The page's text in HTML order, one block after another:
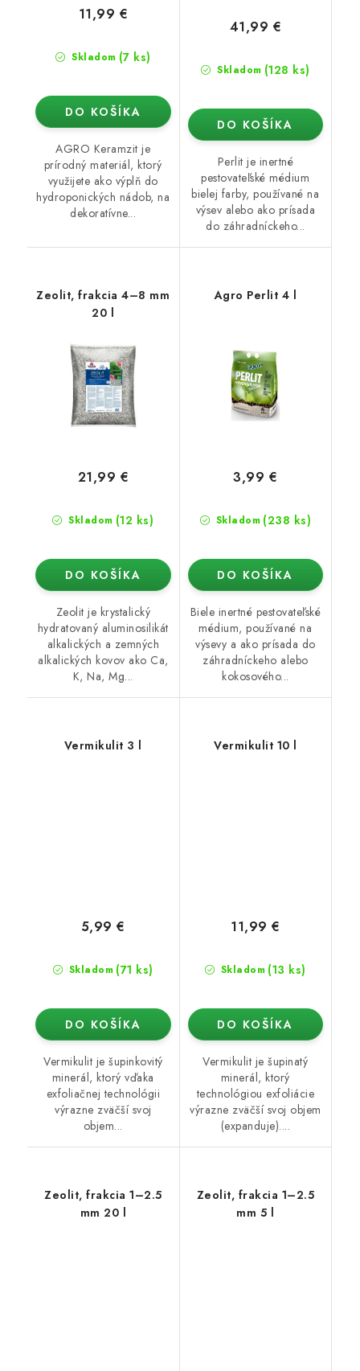
Skladom (7 ks)
11,99 €
DO KOŠÍKA
AGRO Keramzit je
prírodný materiál, ktorý
využijete ako výplň do
hydroponických nádob, na
dekoratívne...
Skladom (128 ks)
41,99 €
DO KOŠÍKA
Perlit je inertné
pestovateľské médium
bielej farby, používané na
výsev alebo ako prísada
do záhradníckeho...
Zeolit, frakcia 4–8 mm
20 l
Skladom (12 ks)
21,99 €
DO KOŠÍKA
Zeolit je krystalický
hydratovaný aluminosilikát
alkalických a zemných
alkalických kovov ako Ca,
K, Na, Mg...
Agro Perlit 4 l
Skladom (238 ks)
3,99 €
DO KOŠÍKA
Biele inertné pestovateľské
médium, používané na
výsevy a ako prísada do
záhradníckeho alebo
kokosového...
Vermikulit 3 l
Skladom (71 ks)
5,99 €
DO KOŠÍKA
Vermikulit je šupinkovitý
minerál, ktorý vďaka
exfoliačnej technológii
výrazne zväčší svoj
objem...
Vermikulit 10 l
Skladom (13 ks)
11,99 €
DO KOŠÍKA
Vermikulit je šupinatý
minerál, ktorý
technológiou exfoliácie
výrazne zväčší svoj objem
(expanduje)....
Zeolit, frakcia 1–2.5
mm 20 l
Zeolit, frakcia 1–2.5
mm 5 l